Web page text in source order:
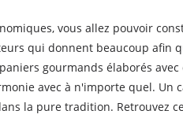
vous allez pouvoir
qui donnent beaucoup afin
gourmands élaborés
avec à n'importe quel. Un
la pure tradition. Retrouvez